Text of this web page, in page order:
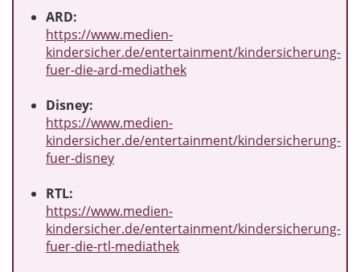
ARD:
https://www.medien-
kindersicher.de/entertainment/kindersicherung-
fuer-die-ard-mediathek
Disney:
https://www.medien-
kindersicher.de/entertainment/kindersicherung-
fuer-disney
RTL:
https://www.medien-
kindersicher.de/entertainment/kindersicherung-
fuer-die-rtl-mediathek